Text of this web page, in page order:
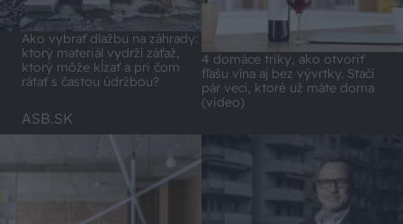
Ako vybrať dlažbu na záhrady:
ktorý materiál vydrží záťaž,
ktorý môže kĺzať a pri čom
rátať s častou údržbou?
4 domáce triky, ako otvoriť
fľašu vína aj bez vývrtky. Stačí
pár vecí, ktoré už máte doma
(video)
ASB.SK